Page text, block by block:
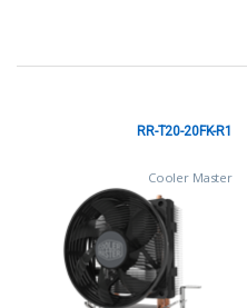
Cooler Master
RR-T20-20FK-R1